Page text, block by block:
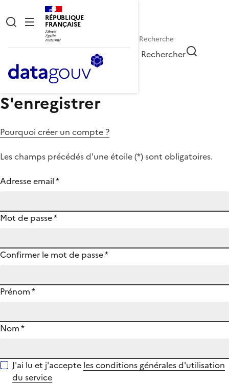
RÉPUBLIQUE
FRANÇAISE
Rechercher
S'enregistrer
Pourquoi créer un compte ?
Les champs précédés d'une étoile (*) sont obligatoires.
Adresse email*
Mot de passe*
Confirmer le mot de passe*
Prénom*
Nom*
J'ai lu et j'accepte les conditions générales d'utilisation
du service